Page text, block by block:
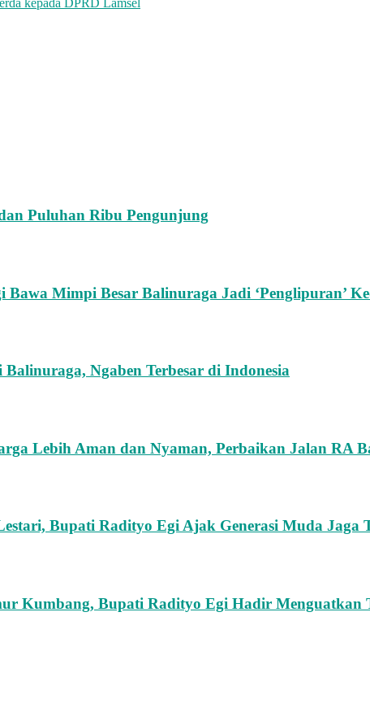
Puluhan Ribu Pengunjung
Mimpi Besar Balinuraga Jadi ‘Penglipuran’
Ngaben Terbesar di Indonesia
Lebih Aman dan Nyaman, Perbaikan Jalan RA
Bupati Radityo Egi Ajak Generasi Muda
Kumbang, Bupati Radityo Egi Hadir Menguatkan